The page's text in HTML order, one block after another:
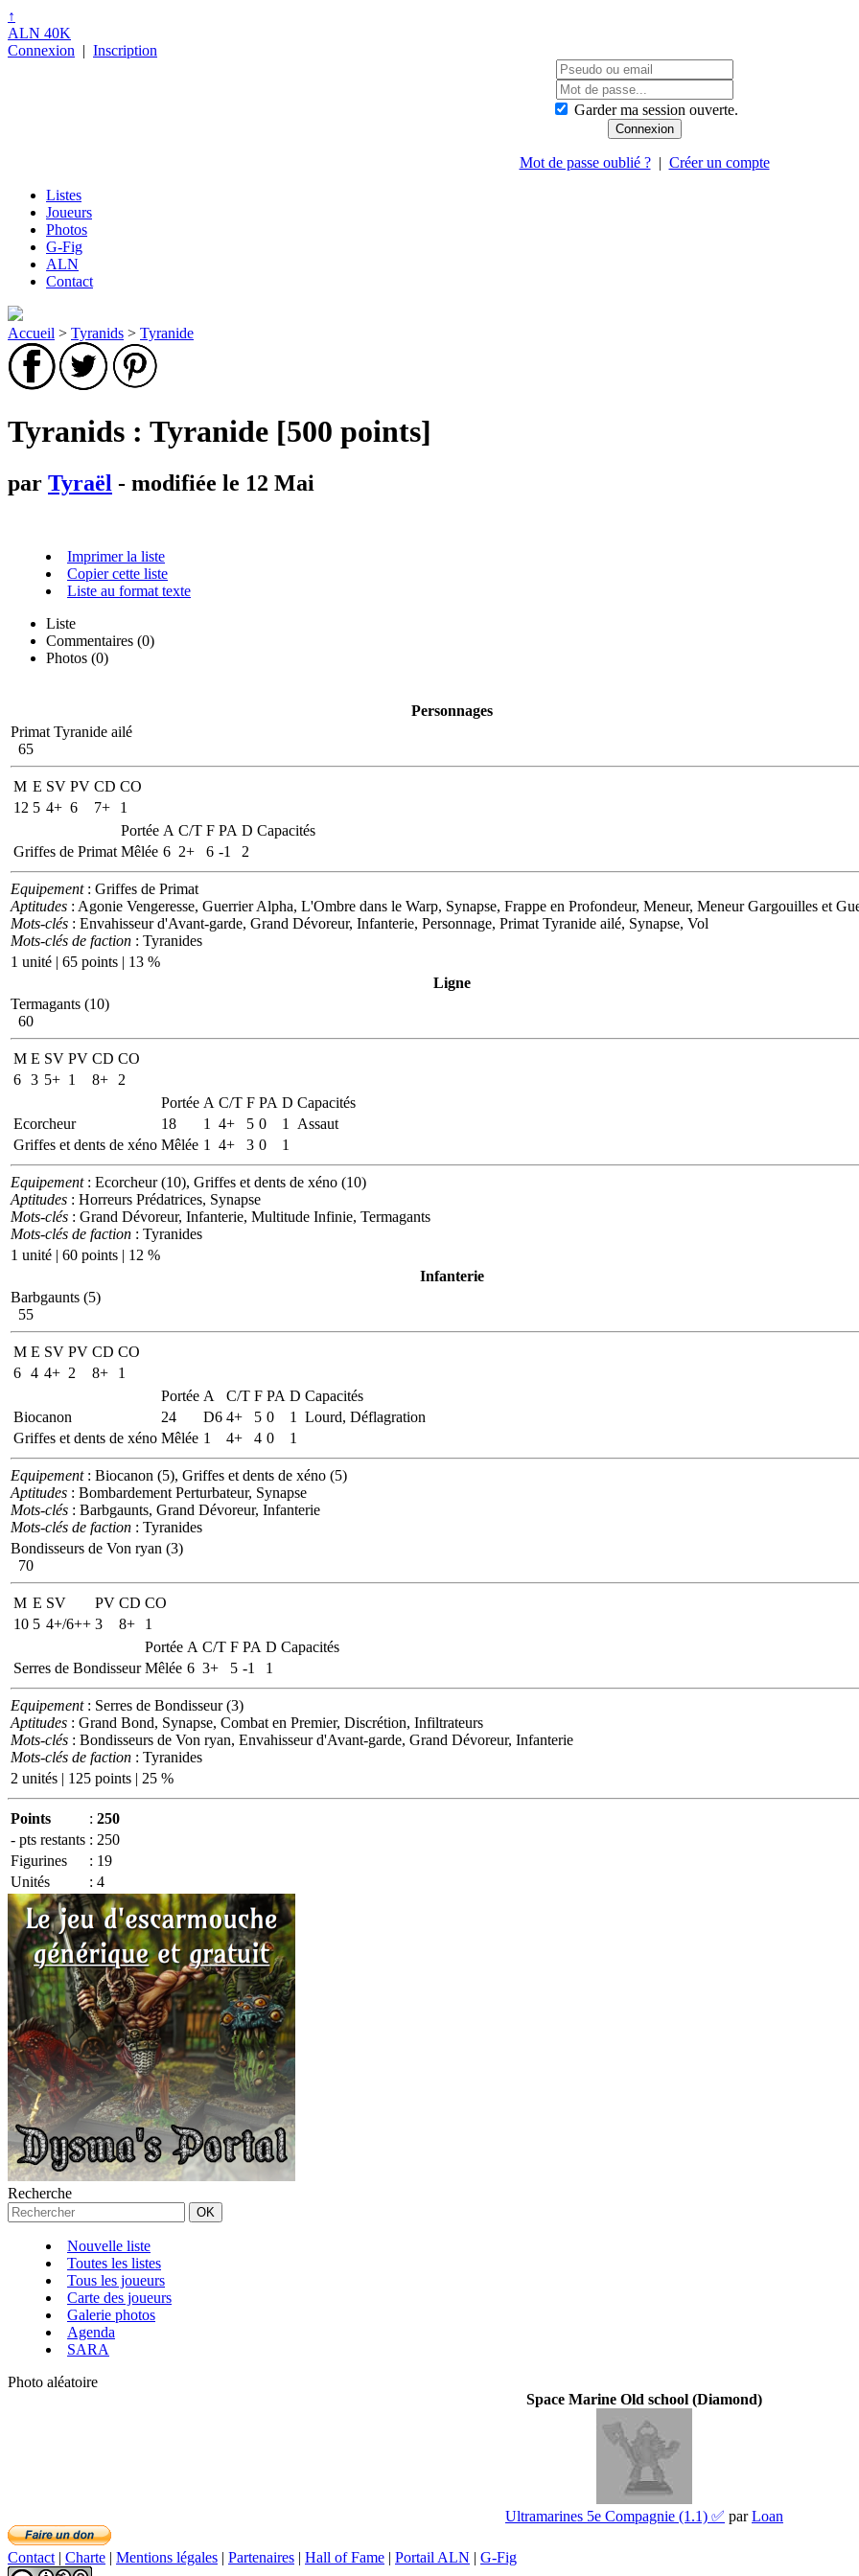
↑
ALN 40K
Connexion | Inscription
Garder ma session ouverte.
Mot de passe oublié ?| Créer un compte
Listes
Joueurs
Photos
G-Fig
ALN
Contact
Accueil > Tyranids > Tyranide
Tyranids : Tyranide [500 points]
par Tyraël - modifiée le 12 Mai
Imprimer la liste
Copier cette liste
Liste au format texte
Liste
Commentaires (0)
Photos (0)
Personnages
Primat Tyranide ailé
65
M E SV PV CD CO
12 5 4+ 6 7+
1
Portée A C/T F PA D Capacités
Griffes de Primat Mêlée 6 2+ 6 -1 2
Equipement: Griffes de Primat
Aptitudes : Agonie Vengeresse, Guerrier Alpha, L'Ombre dans le Warp, Synapse, Frappe en Profondeur, Meneur, Meneur Gargouilles et
Mots-clés : Envahisseur d'Avant-garde, Grand Dévoreur, Infanterie, Personnage, Primat Tyranide ailé, Synapse, Vol
Mots-clés de faction : Tyranides
1 unité | 65 points | 13 %
Ligne
Termagants (10)
60
M E SV PV CD CO
6 3 5+ 1 8+
2
Portée A C/T F PA D Capacités
Ecorcheur
18 1 4+ 5 0 1
Assaut
Griffes et dents de xéno Mêlée 1 4+ 3 0 1
Equipement: Ecorcheur (10), Griffes et dents de xéno (10)
Aptitudes : Horreurs Prédatrices, Synapse
Mots-clés : Grand Dévoreur, Infanterie, Multitude Infinie, Termagants
Mots-clés de faction : Tyranides
1 unité | 60 points | 12 %
Infanterie
Barbgaunts (5)
55
M E SV PV CD CO
6 4 4+ 2 8+
1
Portée A C/T F PA D Capacités
Biocanon
24 D6 4+ 5 0 1
Lourd, Déflagration
Griffes et dents de xéno Mêlée 1 4+ 4 0 1
Equipement: Biocanon (5), Griffes et dents de xéno (5)
Aptitudes : Bombardement Perturbateur, Synapse
Mots-clés : Barbgaunts, Grand Dévoreur, Infanterie
Mots-clés de faction : Tyranides
Bondisseurs de Von ryan (3)
70
M E SV PV CD CO
10 5 4+/6++ 3 8+
1
Portée A C/T F PA D Capacités
Serres de Bondisseur Mêlée 6 3+ 5 -1 1
Equipement: Serres de Bondisseur (3)
Aptitudes : Grand Bond, Synapse, Combat en Premier, Discrétion, Infiltrateurs
Mots-clés : Bondisseurs de Von ryan, Envahisseur d'Avant-garde, Grand Dévoreur, Infanterie
Mots-clés de faction : Tyranides
2 unités | 125 points | 25 %
Points : 250
- pts restants : 250
Figurines
: 19
Unités
: 4
Recherche
Nouvelle liste
Toutes les listes
Tous les joueurs
Carte des joueurs
Galerie photos
Agenda
SARA
Photo aléatoire
Space Marine Old school (Diamond)
Ultramarines 5e Compagnie (1.1) ✅ parLoan
Contact | Charte | Mentions légales | Partenaires | Hall of Fame | Portail ALN | G-Fig